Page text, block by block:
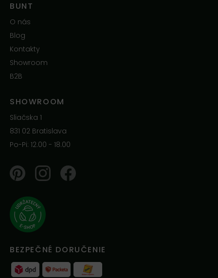
BUNT
O nás
Blog
Kontakty
Showroom
B2B
SHOWROOM
Sliačska 1
831 02 Bratislava
Po-Pi: 12.00 - 18.00
PinterestInstagramFacebook
BEZPEČNÉ DORUČENIE